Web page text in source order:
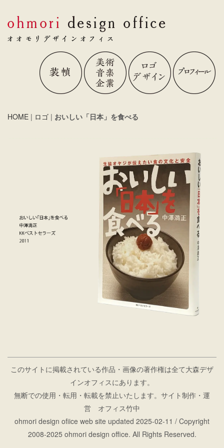
HOME | ロゴ | おいしい「日本」を食べる
このサイトに掲載されている作品・画像の著作権は全て大森デザ
インオフィスにあります。
無断での使用・転用・転載を禁止いたします。サイト制作・運
営 オフィス竹中
ohmori design ofiice web site updated 2025-02-11 / Copyright
2008-2025 ohmori design office. All Rights Reserved.